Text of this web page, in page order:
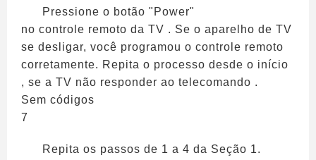
Pressione o botão "Power"
no controle remoto da TV . Se o aparelho de TV
se desligar, você programou o controle remoto
corretamente. Repita o processo desde o início
, se a TV não responder ao telecomando .
Sem códigos
7
Repita os passos de 1 a 4 da Seção 1.